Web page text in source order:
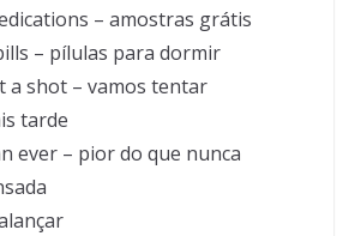
– amostras grátis
– pílulas para dormir
a shot – vamos tentar
tarde
ever – pior do que nunca